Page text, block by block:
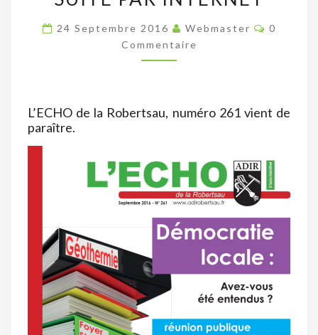
AUX
LETTRES
DE
INTERNET
24 Septembre 2016 Webmaster
0
Commentaire
L’ECHO de la Robertsau, numéro 261 vient de
paraître.